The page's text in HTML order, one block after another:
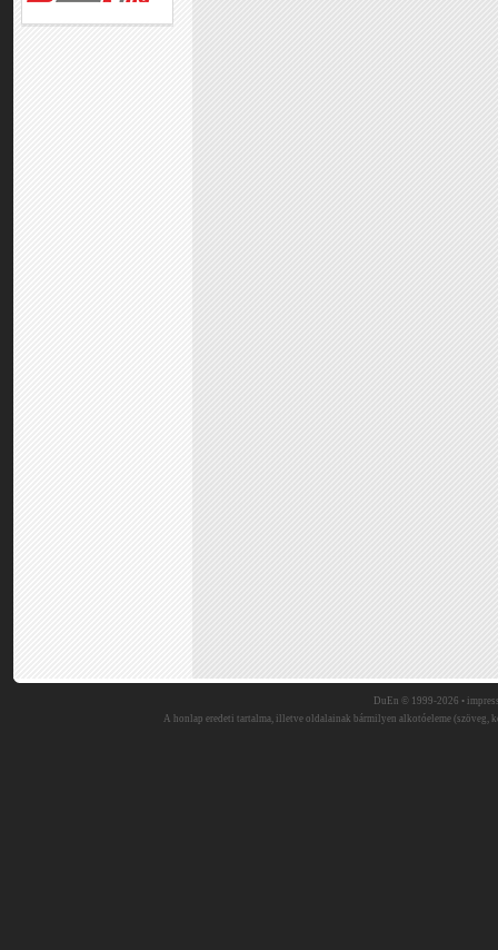
DuEn © 1999-2026 •
A honlap eredeti tartalma, illetve oldalainak bármilyen alkotóeleme (szöveg,